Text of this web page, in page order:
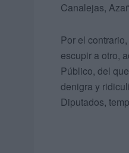
Canalejas,
Por el
escupir a otro,
Público, del
denigra y
Diputados,